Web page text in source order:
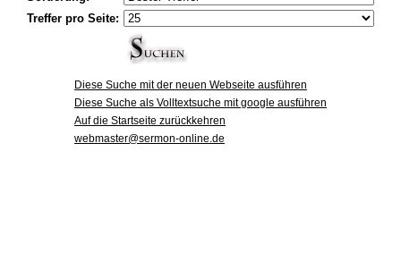
Treffer pro Seite:
Diese Suche mit der neuen Webseite ausführen
Diese Suche als Volltextsuche mit google ausführen
Auf die Startseite zurückkehren
webmaster@sermon-online.de